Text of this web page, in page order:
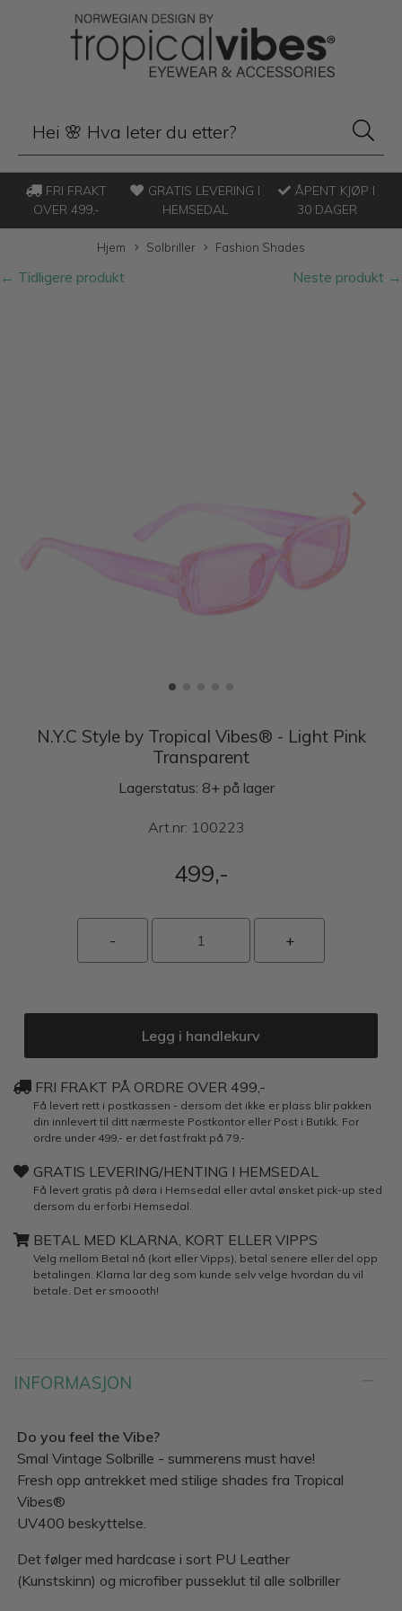
FRI FRAKT
OVER 499,-
GRATIS LEVERING I
HEMSEDAL
ÅPENT KJØP I
30 DAGER
Hjem Solbriller Fashion Shades
Neste produkt →
← Tidligere produkt
N.Y.C Style by Tropical Vibes® - Light Pink
Transparent
Lagerstatus: 8+ på lager
Art.nr: 100223
499,-
Legg i handlekurv
FRI FRAKT PÅ ORDRE OVER 499,-
Få levert rett i postkassen - dersom det ikke er plass blir pakken
din innlevert til ditt nærmeste Postkontor eller Post i Butikk. For
ordre under 499,- er det fast frakt på 79,-
GRATIS LEVERING/HENTING I HEMSEDAL
Få levert gratis på døra i Hemsedal eller avtal ønsket pick-up sted
dersom du er forbi Hemsedal.
BETAL MED KLARNA, KORT ELLER VIPPS
Velg mellom Betal nå (kort eller Vipps), betal senere eller del opp
betalingen. Klarna lar deg som kunde selv velge hvordan du vil
betale. Det er smoooth!
INFORMASJON
Do you feel the Vibe?
Smal Vintage Solbrille - summerens must have!
Fresh opp antrekket med stilige shades fra Tropical
Vibes®
UV400 beskyttelse.
Det følger med hardcase i sort PU Leather
(Kunstskinn) og microfiber pusseklut til alle solbriller